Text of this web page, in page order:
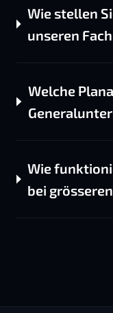
Wie stellen
unseren
Welche
Wie
bei